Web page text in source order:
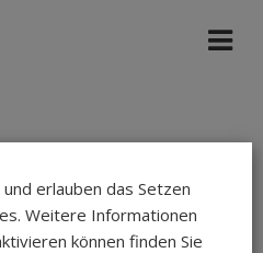
Mär 2027
erlauben das Setzen
Weitere Informationen
können finden Sie